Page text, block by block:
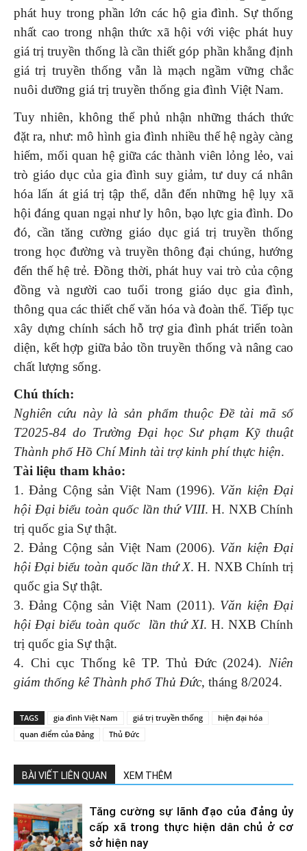
phát huy trong phần lớn các hộ gia đình. Sự thống
nhất cao trong nhận thức xã hội với việc phát huy
giá trị truyền thống là cần thiết góp phần khẳng định
giá trị truyền thống vẫn là mạch ngầm vững chắc
nuôi dưỡng giá trị truyền thống gia đình Việt Nam.
Tuy nhiên, không thể phủ nhận những thách thức
đặt ra, như: mô hình gia đình nhiều thế hệ ngày càng
hiếm, mối quan hệ giữa các thành viên lỏng lẻo, vai
trò giáo dục của gia đình suy giảm, tư duy cá nhân
hóa lấn át giá trị tập thể, dẫn đến những hệ lụy xã
hội đáng quan ngại như ly hôn, bạo lực gia đình. Do
đó, cần tăng cường giáo dục giá trị truyền thống
trong học đường và truyền thông đại chúng, hướng
đến thế hệ trẻ. Đồng thời, phát huy vai trò của cộng
đồng và người cao tuổi trong giáo dục gia đình,
thông qua các thiết chế văn hóa và đoàn thể. Tiếp tục
xây dựng chính sách hỗ trợ gia đình phát triển toàn
diện, kết hợp giữa bảo tồn truyền thống và nâng cao
chất lượng sống.
Chú thích:
Nghiên cứu này là sản phẩm thuộc Đề tài mã số
T2025-84 do Trường Đại học Sư phạm Kỹ thuật
Thành phố Hồ Chí Minh tài trợ kinh phí thực hiện.
Tài liệu tham khảo:
1. Đảng Cộng sản Việt Nam (1996). Văn kiện Đại
hội Đại biểu toàn quốc lần thứ VIII. H. NXB Chính
trị quốc gia Sự thật.
2. Đảng Cộng sản Việt Nam (2006). Văn kiện Đại
hội Đại biểu toàn quốc lần thứ X. H. NXB Chính trị
quốc gia Sự thật.
3. Đảng Cộng sản Việt Nam (2011). Văn kiện Đại
hội Đại biểu toàn quốc lần thứ XI. H. NXB Chính
trị quốc gia Sự thật.
4. Chi cục Thống kê TP. Thủ Đức (2024). Niên
giám thống kê Thành phố Thủ Đức, tháng 8/2024.
TAGS gia đình Việt Nam giá trị truyền thống
hiện đại hóa
quan điểm của Đảng
Thủ Đức
BÀI VIẾT LIÊN QUAN XEM THÊM
Tăng cường sự lãnh đạo của đảng ủy
cấp xã trong thực hiện dân chủ ở cơ
sở hiện nay